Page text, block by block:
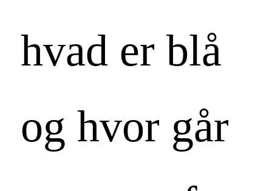
hvad er blå
og hvor går